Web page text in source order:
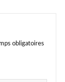
obligatoires